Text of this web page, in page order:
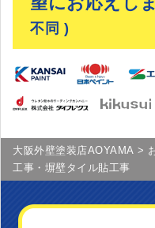
不同 )
大阪外壁塗装店AOYAMA >
工事・塀壁タイル貼工事